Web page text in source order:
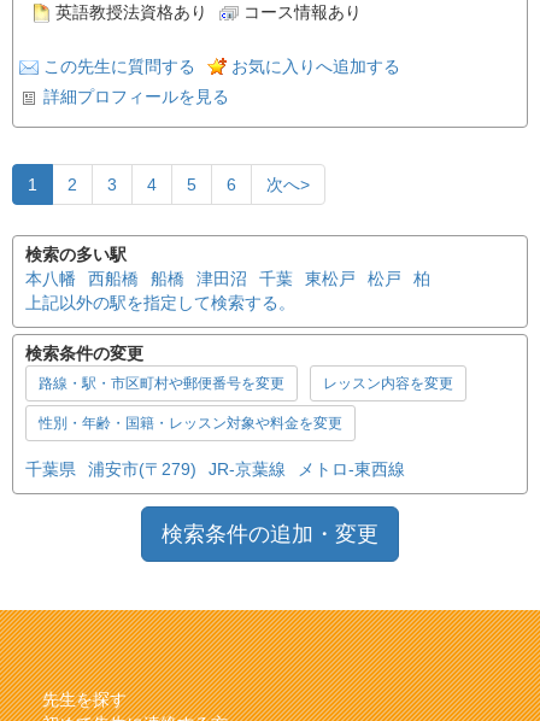
英語教授法資格あり
コース情報あり
この先生に質問する
お気に入りへ追加する
詳細プロフィールを見る
1 2 3 4 5 6 次へ>
検索の多い駅
本八幡
西船橋 船橋 津田沼 千葉 東松戸 松戸
柏
上記以外の駅を指定して検索する。
検索条件の変更
路線・駅・市区町村や郵便番号を変更 レッスン内容を変更
性別・年齢・国籍・レッスン対象や料金を変更
千葉県 浦安市(〒279) JR-京葉線 メトロ-東西線
検索条件の追加・変更
先生を探す